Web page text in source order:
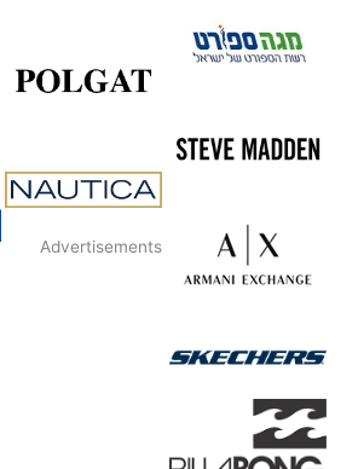
Advertisements